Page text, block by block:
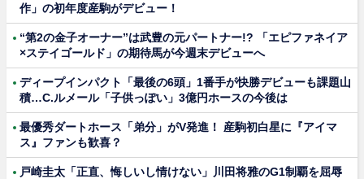
作」の初年度産駒がデビュー！
“第2の金子オーナー”は武豊の元パートナー!? 「エピファネイア
×ステイゴールド」の期待馬が今週末デビューへ
ディープインパクト「最後の6頭」1番手が快勝デビューも課題山
積…C.ルメール「子供っぽい」3億円ホースの今後は
最優秀ダートホース「弟分」がV発進！ 産駒初白星に『アイマ
ス』ファンも歓喜？
戸崎圭太「正直、悔しいし情けない」川田将雅のG1制覇を屈辱